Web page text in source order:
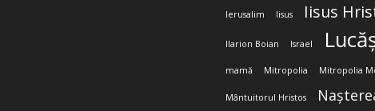
Ierusalim Iisus Iisus
Ilarion Boian Israel
mamă Mitropolia Mitropolia
Mântuitorul Hristos